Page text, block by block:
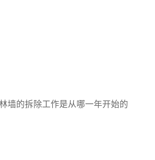
墙的拆除工作是从哪一年开始的